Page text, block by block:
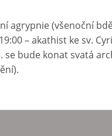
agrypnie (všenoční
– akathist ke sv.
se bude konat svatá